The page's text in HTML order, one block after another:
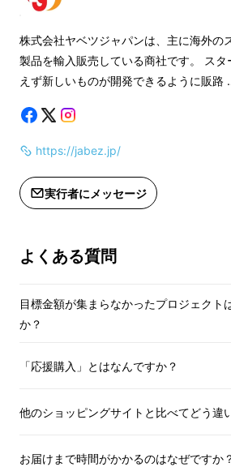
株式会社ヤベツジャパンは、主に海外の
製品を輸入販売している商社です。 ス
えず新しいものが開発できるように販路
https://jabez.jp/
実行者にメッセージ
よくある質問
目標金額が集まらなかったプロジェクト
か？
「応援購入」とはなんですか？
他のショッピングサイトと比べてどう違
お届けまで時間がかかるのはなぜですか